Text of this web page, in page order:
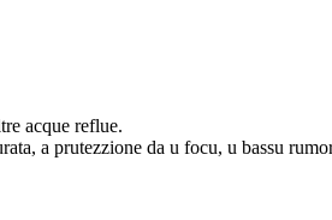
acque reflue.
a prutezzione da u focu, u bassu